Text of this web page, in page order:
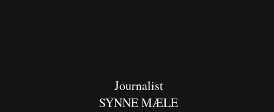
Journalist
SYNNE MÆLE